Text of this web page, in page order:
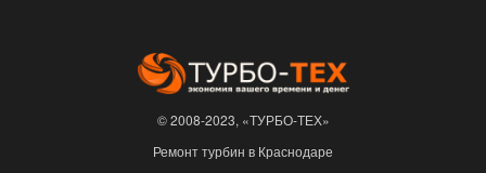
© 2008-2023, «ТУРБО-ТЕХ»
Ремонт турбин в Краснодаре